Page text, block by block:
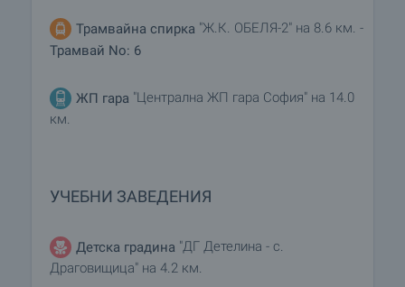
Трамвайна спирка "Ж.К. ОБЕЛЯ-2" на 8.6 км. -
Трамвай No: 6
ЖП гара "Централна ЖП гара София" на 14.0
км.
УЧЕБНИ ЗАВЕДЕНИЯ
Детска градина "ДГ Детелина - с.
Драговищица" на 4.2 км.